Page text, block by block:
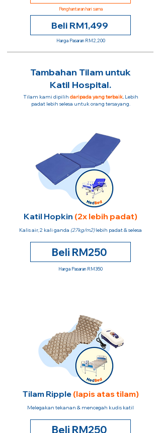
Penghantaran hari sama
Beli RM1,499
Harga Pasaran RM2,200
Tambahan Tilam untuk
Katil Hospital.
Tilam kami dipilih daripada yang terbaik.Lebih
padat lebih selesa untuk orang tersayang.
Katil Hopkin (2x lebih padat)
Kalis air, 2 kali ganda (27kg/m2)lebih padat & selesa
Beli RM250
Harga Pasaran RM350
Tilam Ripple (lapis atas tilam)
Melegakan tekanan & mencegah kudis katil
Beli RM250